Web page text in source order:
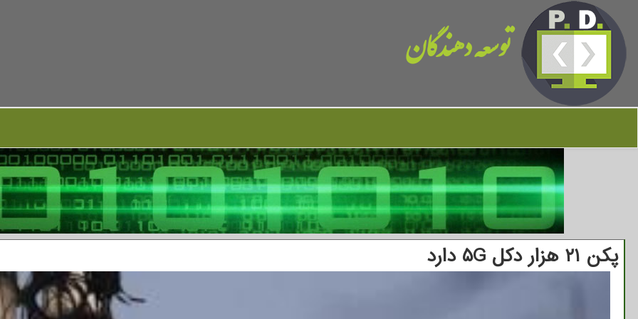
توسعه دهندگان
پكن ۲۱ هزار دكل ۵G دارد